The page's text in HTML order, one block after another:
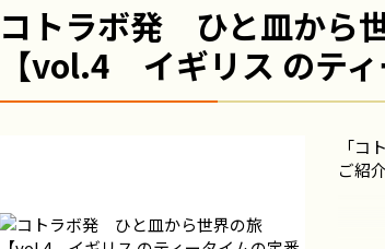
コトラボ発 ひと皿から
【vol.4 イギリス のティ
「コ
ご紹